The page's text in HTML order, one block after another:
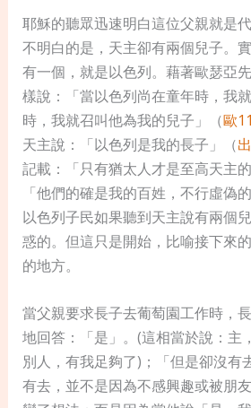
耶穌的聽眾迅速明白這位父親就是
不明白的是，天主卻有兩個兒子。
有一個，就是以色列。藉著歐瑟亞
樣說：「當以色列尚在童年時，我
時，我就召叫他為我的兒子」（歐
天主說：「以色列是我的長子」（
記載：「只有猶太人才是至高天主
「他們的確是我的百姓，不行虛偽
以色列子民如果聽到天主說有兩個
惑的。但這只是開始，比喻接下來
的地方。
當父親要求長子去葡萄園工作時，
地回答：「是」。(這相當於說：主
別人，有我足夠了)；「但是卻沒有
有去，並不是因為不感興趣或被朋